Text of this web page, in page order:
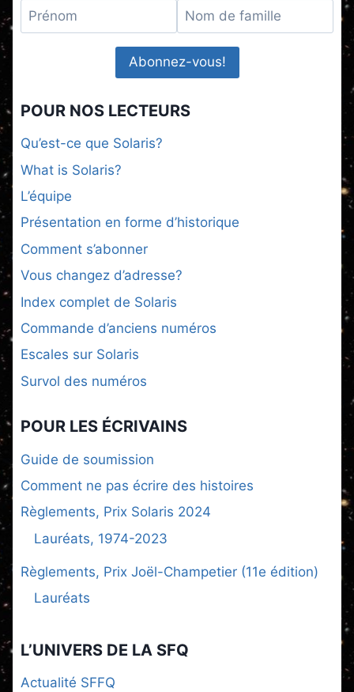
POUR NOS LECTEURS
Qu’est-ce que Solaris?
What is Solaris?
L’équipe
Présentation en forme d’historique
Comment s’abonner
Vous changez d’adresse?
Index complet de Solaris
Commande d’anciens numéros
Escales sur Solaris
Survol des numéros
POUR LES ÉCRIVAINS
Guide de soumission
Comment ne pas écrire des histoires
Règlements, Prix Solaris 2024
Lauréats, 1974-2023
Règlements, Prix Joël-Champetier (11e édition)
Lauréats
L’UNIVERS DE LA SFQ
Actualité SFFQ